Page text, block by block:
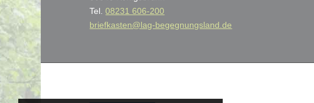
Tel.08231 606-200
briefkasten@lag-begegnungsland.de